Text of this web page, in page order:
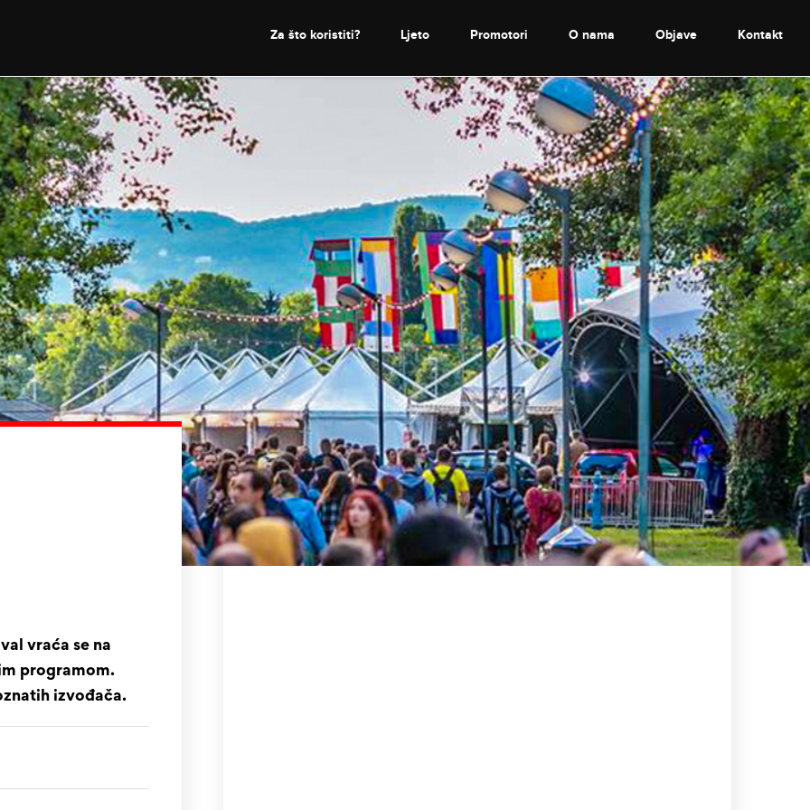
Za što koristiti? Ljeto Promotori O nama Objave Kontakt
vraća se na
programom.
izvođača.